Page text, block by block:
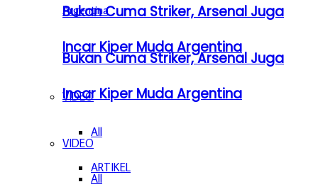
Bukan Cuma Striker, Arsenal Juga
Incar Kiper Muda Argentina
VIDEO
All
ARTIKEL
Bukan Cuma Striker, Arsenal Juga
Incar Kiper Muda Argentina
VIDEO
All